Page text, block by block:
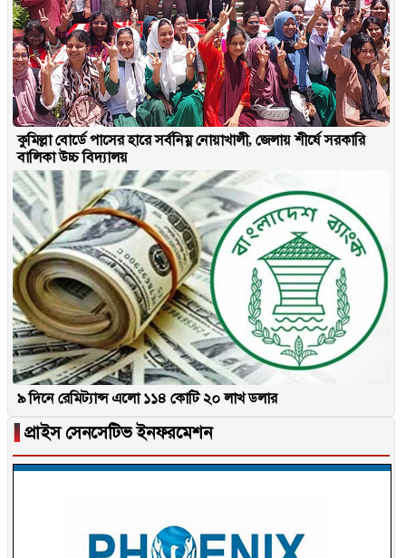
কুমিল্লা বোর্ডে পাসের হারে সর্বনিম্ন নোয়াখালী, জেলায় শীর্ষে সরকারি
বালিকা উচ্চ বিদ্যালয়
৯ দিনে রেমিট্যান্স এলো ১১৪ কোটি ২০ লাখ ডলার
▐ প্রাইস সেনসেটিভ ইনফরমেশন